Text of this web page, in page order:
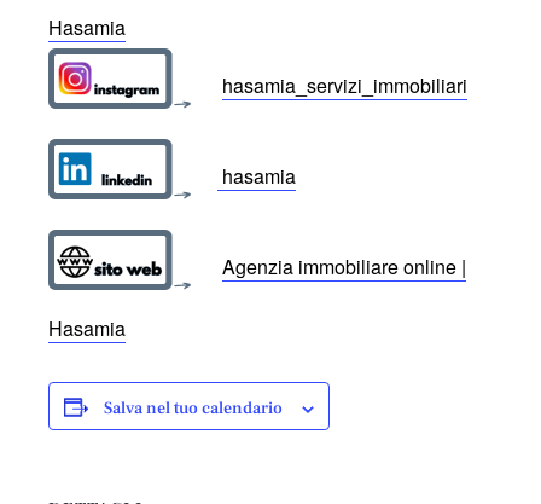
Hasamia
hasamia_servizi_immobiliari
hasamia
Agenzia immobiliare online |
Hasamia
Salva nel tuo calendario